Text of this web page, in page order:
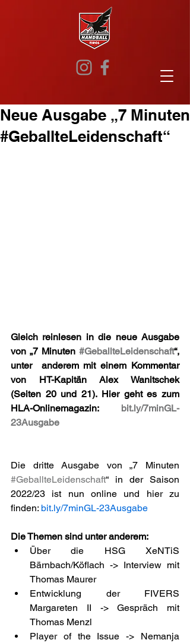
Neue Ausgabe „7 Minuten
#GeballteLeidenschaft“
Gleich reinlesen in die neue Ausgabe
von „7 Minuten #GeballteLeidenschaft“,
unter  anderem mit einem Kommentar
von HT-Kapitän Alex Wanitschek
(Seiten 20 und 21). Hier geht es zum
HLA-Onlinemagazin: bit.ly/7minGL-
23Ausgabe
#GeballteLeidenschaft“ in der Saison
2022/23 ist nun online und hier zu
finden: bit.ly/7minGL-23Ausgabe
Die Themen sind unter anderem:
Über die HSG XeNTiS
Bärnbach/Köflach -> Interview mit
Thomas Maurer
Entwicklung der FIVERS
Margareten II -> Gespräch mit
Thomas Menzl
Player of the Issue -> Nemanja